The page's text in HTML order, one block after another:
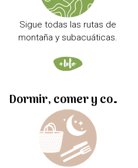
Sigue todas las rutas de
montaña y subacuáticas.
Dormir, comer y comprar